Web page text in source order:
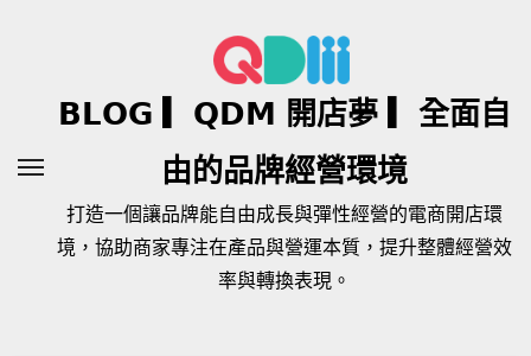
𝗕𝗟𝗢𝗚 ▎𝗤𝗗𝗠 開店夢 ▎全面自
由的品牌經營環境
打造一個讓品牌能自由成長與彈性經營的電商開店環
境，協助商家專注在產品與營運本質，提升整體經營效
率與轉換表現。